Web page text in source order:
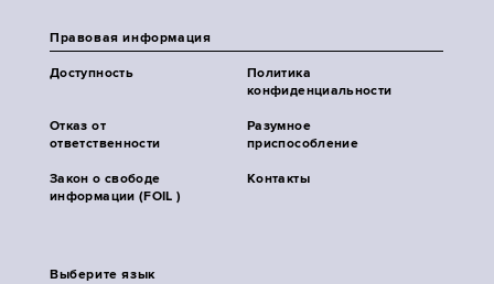
Правовая информация
Доступность
Политика
конфиденциальности
Отказ от
ответственности
Разумное
приспособление
Закон о свободе
информации (FOIL )
Контакты
Выберите язык